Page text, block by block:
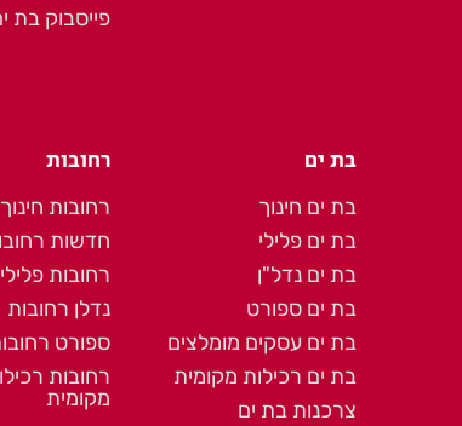
פייסבוק בת
בת ים
בת ים חינוך
בת ים פלילי
בת ים נדל"ן
בת ים ספורט
בת ים עסקים מומלצים
בת ים רכילות מקומית
צרכנות בת ים
רחובות
רחובות חינוך
חדשות
רחובות פלילי
נדלן רחובות
ספורט
רחובות
מקומית